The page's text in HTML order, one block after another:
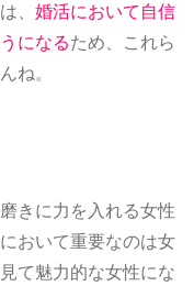
、 婚活において自信
になるため、これら
ね。
きに力を入れる女性
おいて重要なのは女
て魅力的な女性にな